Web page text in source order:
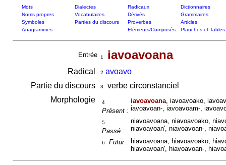
Mots Dialectes Radicaux
Dictionnaires
Noms propres
Vocabulaires Dérivés
Grammaires
Symboles
Parties du discours Proverbes
Articles
Anagrammes
Eléments/Composés Planches et Tables
Entrée 1 iavoavoana
Radical 2 avoavo
Partie du discours
3
verbe circonstanciel
Morphologie
4
Présent :
iavoavoana, iavoavoako,
iavoavoan-, iavoavoam-,
5
Passé :
niavoavoana, niavoavoako,
niavoavoan', niavoavoan-,
6 Futur : hiavoavoana, hiavoavoako,
hiavoavoan', hiavoavoan-,